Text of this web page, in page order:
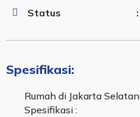
Status
:
Spesifikasi:
Rumah di Jakarta Selatan
Spesifikasi :